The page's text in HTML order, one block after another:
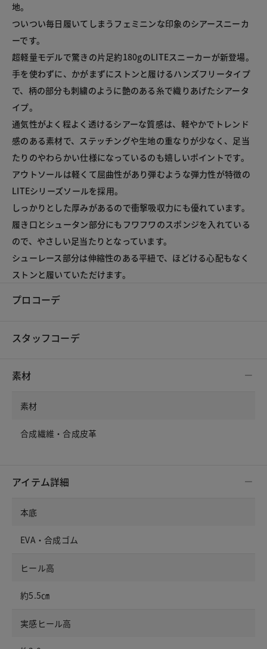
地。
ついつい毎日履いてしまうフェミニンな印象のシアースニーカ
ーです。
超軽量モデルで驚きの片足約180gのLITEスニーカーが新登場。
手を使わずに、かがまずにストンと履けるハンズフリータイプ
で、柄の部分も刺繍のように艶のある糸で織りあげたシアータ
イプ。
通気性がよく程よく透けるシアーな質感は、軽やかでトレンド
感のある素材で、ステッチングや生地の重なりが少なく、足当
たりのやわらかい仕様になっているのも嬉しいポイントです。
アウトソールは軽くて屈曲性があり弾むような弾力性が特徴の
LITEシリーズソールを採用。
しっかりとした厚みがあるので衝撃吸収力にも優れています。
履き口とシュータン部分にもフワフワのスポンジを入れている
ので、やさしい足当たりとなっています。
シューレース部分は伸縮性のある平紐で、ほどける心配もなく
ストンと履いていただけます。
プロコーデ
スタッフコーデ
素材
素材
合成繊維・合成皮革
アイテム詳細
本底
EVA・合成ゴム
ヒール高
約5.5㎝
実感ヒール高